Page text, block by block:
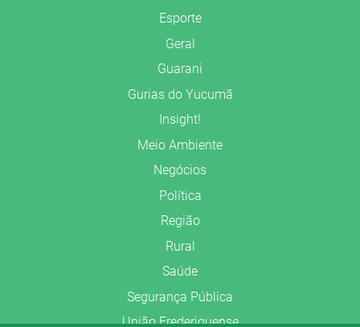
Esporte
Geral
Guarani
Gurias do Yucumã
Insight!
Meio Ambiente
Negócios
Política
Região
Rural
Saúde
Segurança Pública
União Frederiquense